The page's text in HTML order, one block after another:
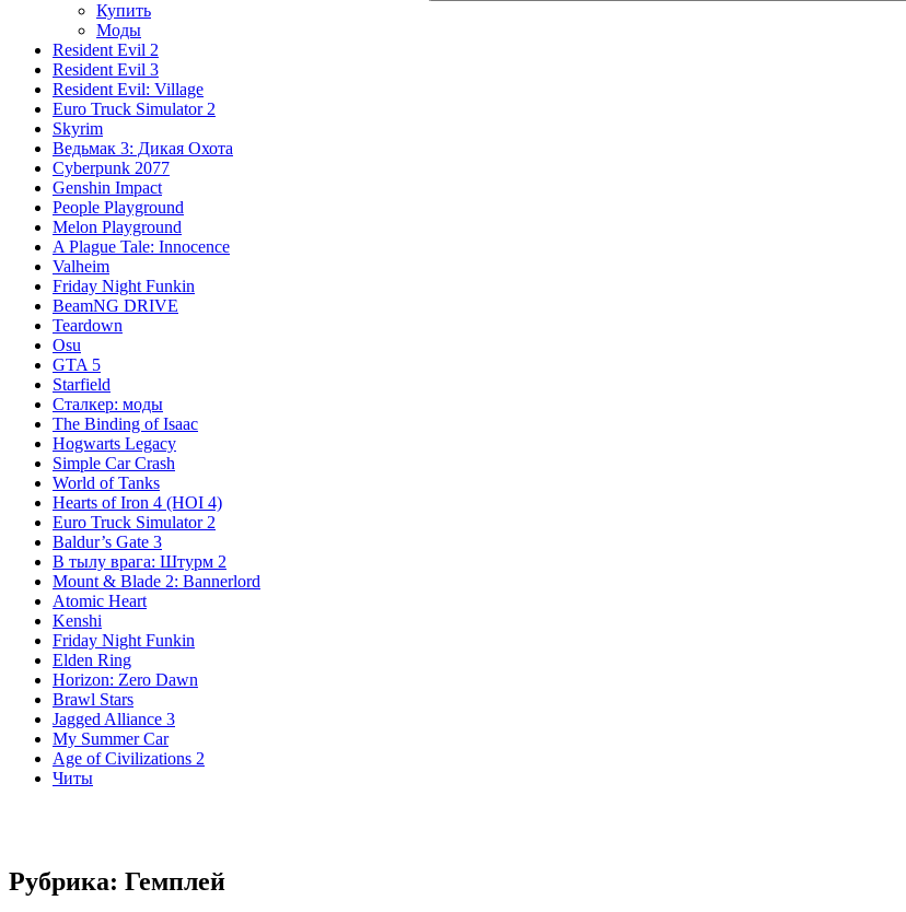
Купить
Моды
Resident Evil 2
Resident Evil 3
Resident Evil: Village
Euro Truck Simulator 2
Skyrim
Ведьмак 3: Дикая Охота
Cyberpunk 2077
Genshin Impact
People Playground
Melon Playground
A Plague Tale: Innocence
Valheim
Friday Night Funkin
BeamNG DRIVE
Teardown
Osu
GTA 5
Starfield
Сталкер: моды
The Binding of Isaac
Hogwarts Legacy
Simple Car Crash
World of Tanks
Hearts of Iron 4 (HOI 4)
Euro Truck Simulator 2
Baldur’s Gate 3
В тылу врага: Штурм 2
Mount & Blade 2: Bannerlord
Atomic Heart
Kenshi
Friday Night Funkin
Elden Ring
Horizon: Zero Dawn
Brawl Stars
Jagged Alliance 3
My Summer Car
Age of Civilizations 2
Читы
Рубрика: Гемплей